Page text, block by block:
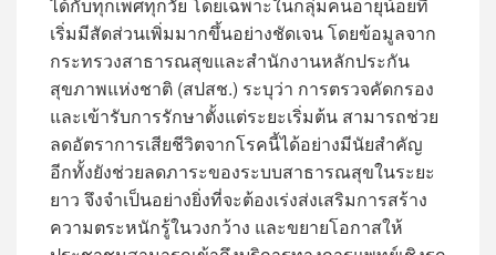
เริ่มมีสัดส่วนเพิ่มมากขึ้นอย่างชัดเจน โดยข้อมูลจาก
กระทรวงสาธารณสุขและสำนักงานหลักประกัน
สุขภาพแห่งชาติ (สปสช.) ระบุว่า การตรวจคัดกรอง
และเข้ารับการรักษาตั้งแต่ระยะเริ่มต้น สามารถช่วย
ลดอัตราการเสียชีวิตจากโรคนี้ได้อย่างมีนัยสำคัญ
อีกทั้งยังช่วยลดภาระของระบบสาธารณสุขในระยะ
ยาว จึงจำเป็นอย่างยิ่งที่จะต้องเร่งส่งเสริมการสร้าง
ความตระหนักรู้ในวงกว้าง และขยายโอกาสให้